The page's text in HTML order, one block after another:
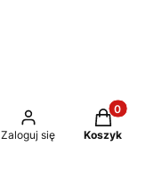
Zaloguj się
Produkty
Koszyk